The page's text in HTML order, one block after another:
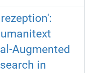
Augmented
in